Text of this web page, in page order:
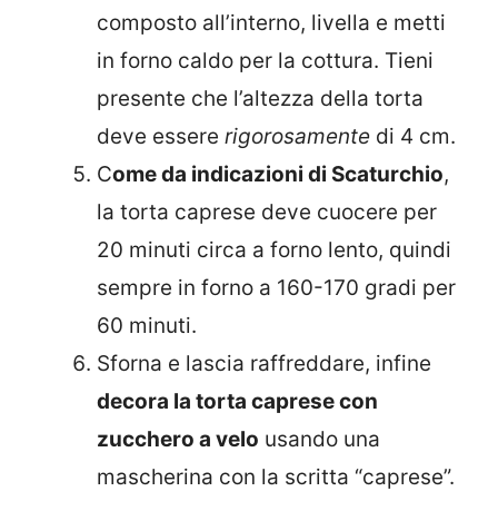
composto all’interno, livella e metti
in forno caldo per la cottura. Tieni
presente che l’altezza della torta
deve essere rigorosamente di 4 cm.
Come da indicazioni di Scaturchio,
la torta caprese deve cuocere per
20 minuti circa a forno lento, quindi
sempre in forno a 160-170 gradi per
60 minuti.
Sforna e lascia raffreddare, infine
decora la torta caprese con
zucchero a velo usando una
mascherina con la scritta “caprese”.